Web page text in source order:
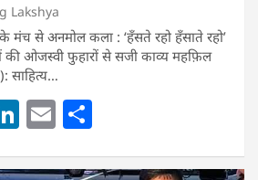
Lakshya
मंच से अनमोल कला : ‘हॅंसते रहो हॅंसाते रहो’
की ओजस्वी फुहारों से सजी काव्य महफ़िल
साहित्य…
Li E